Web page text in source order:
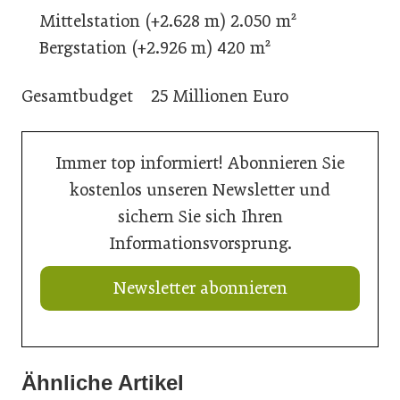
Mittelstation (+2.628 m) 2.050 m²
Bergstation (+2.926 m) 420 m²
Gesamtbudget 25 Millionen Euro
Immer top informiert! Abonnieren Sie
kostenlos unseren Newsletter und
sichern Sie sich Ihren
Informationsvorsprung.
Newsletter abonnieren
Ähnliche Artikel
21. Juli 2026
20. Juli 2026